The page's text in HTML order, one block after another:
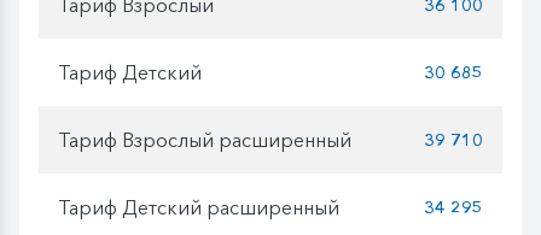
36 100
Тариф Детский 30 685
Тариф Взрослый расширенный 39 710
Тариф Детский расширенный 34 295